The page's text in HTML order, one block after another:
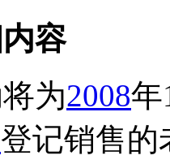
容
为2008年
登记销售的